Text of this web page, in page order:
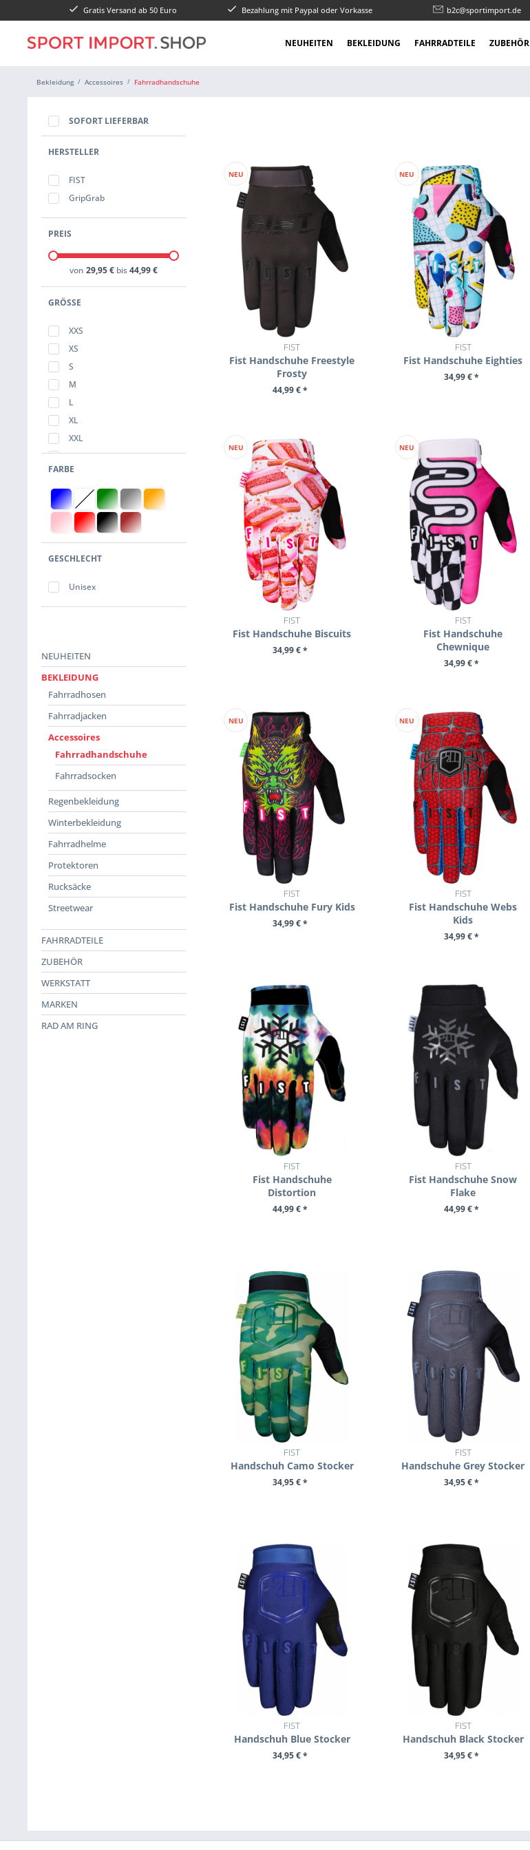
Gratis Versand ab 50 Euro Bezahlung mit Paypal oder Vorkasse b2c@sportimport.de
NEUHEITEN BEKLEIDUNG FAHRRADTEILE ZUBEHÖR
Bekleidung Accessoires Fahrradhandschuhe
SOFORT LIEFERBAR
HERSTELLER
FIST
GripGrab
PREIS
von 29,95 € bis44,99 €
GRÖSSE
XXS
XS
S
M
L
XL
XXL
Kids L
Kids M
Kids S
Kids XS
Kids XXS
FARBE
GESCHLECHT
Unisex
NEUHEITEN
BEKLEIDUNG
Fahrradhosen
Fahrradjacken
Accessoires
Fahrradhandschuhe
Fahrradsocken
Regenbekleidung
Winterbekleidung
Fahrradhelme
Protektoren
Rucksäcke
Streetwear
FAHRRADTEILE
ZUBEHÖR
WERKSTATT
MARKEN
RAD AM RING
NEU
FIST
Fist Handschuhe Freestyle
Frosty
44,99 € *
NEU
FIST
Fist Handschuhe Eighties
34,99 € *
NEU
FIST
Fist Handschuhe Biscuits
34,99 € *
NEU
FIST
Fist Handschuhe
Chewnique
34,99 € *
NEU
FIST
Fist Handschuhe Fury Kids
34,99 € *
NEU
FIST
Fist Handschuhe Webs
Kids
34,99 € *
FIST
Fist Handschuhe
Distortion
44,99 € *
FIST
Fist Handschuhe Snow
Flake
44,99 € *
FIST
Handschuh Camo Stocker
34,95 € *
FIST
Handschuhe Grey Stocker
34,95 € *
FIST
Handschuh Blue Stocker
34,95 € *
FIST
Handschuh Black Stocker
34,95 € *